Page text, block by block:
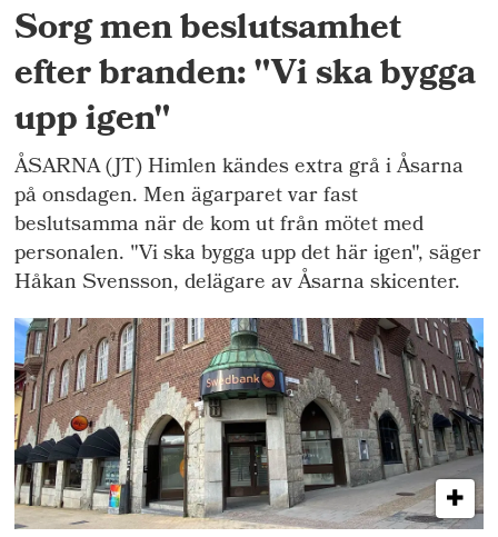
Sorg men beslutsamhet
efter branden: "Vi ska bygga
upp igen"
ÅSARNA (JT) Himlen kändes extra grå i Åsarna
på onsdagen. Men ägarparet var fast
beslutsamma när de kom ut från mötet med
personalen. "Vi ska bygga upp det här igen", säger
Håkan Svensson, delägare av Åsarna skicenter.